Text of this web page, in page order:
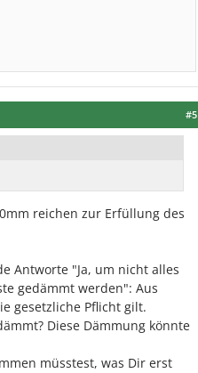
#5
reichen zur Erfüllung des
Antworte "Ja, um nicht alles
gedämmt werden": Aus
gesetzliche Pflicht gilt.
Diese Dämmung könnte
müsstest, was Dir erst